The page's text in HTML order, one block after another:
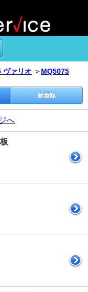
ヴァリオ ＞ MQ5075
新着順
へ